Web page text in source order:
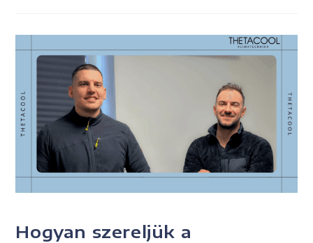
Hogyan szereljük a